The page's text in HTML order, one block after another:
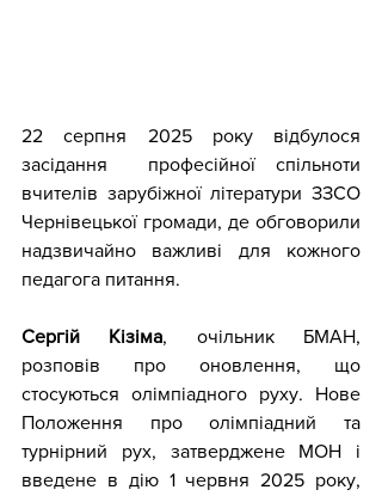
22 серпня 2025 року відбулося
засідання  професійної спільноти
вчителів зарубіжної літератури ЗЗСО
Чернівецької громади, де обговорили
надзвичайно важливі для кожного
педагога питання.
Сергій Кізіма, очільник БМАН,
розповів про оновлення, що
стосуються олімпіадного руху. Нове
Положення про олімпіадний та
турнірний рух, затверджене МОН і
введене в дію 1 червня 2025 року,